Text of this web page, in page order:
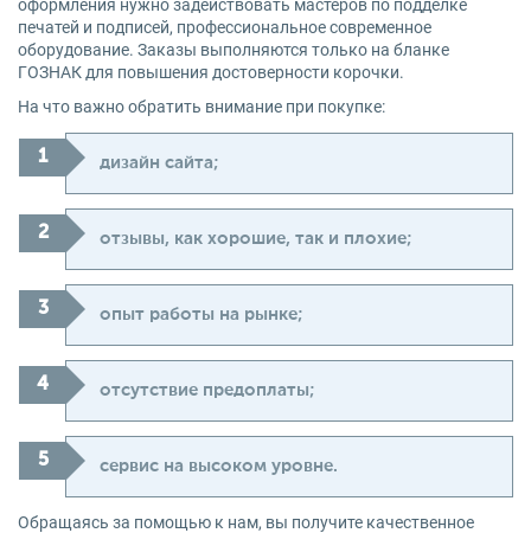
оформления нужно задействовать мастеров по подделке
печатей и подписей, профессиональное современное
оборудование. Заказы выполняются только на бланке
ГОЗНАК для повышения достоверности корочки.
На что важно обратить внимание при покупке:
дизайн сайта;
отзывы, как хорошие, так и плохие;
опыт работы на рынке;
отсутствие предоплаты;
сервис на высоком уровне.
Обращаясь за помощью к нам, вы получите качественное